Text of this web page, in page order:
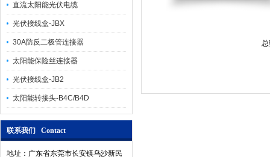
直流太阳能光伏电缆
光伏接线盒-JBX
30A防反二极管连接器
太阳能保险丝连接器
光伏接线盒-JB2
太阳能转接头-B4C/B4D
联系我们 Contact
地址：广东省东莞市长安镇乌沙新民